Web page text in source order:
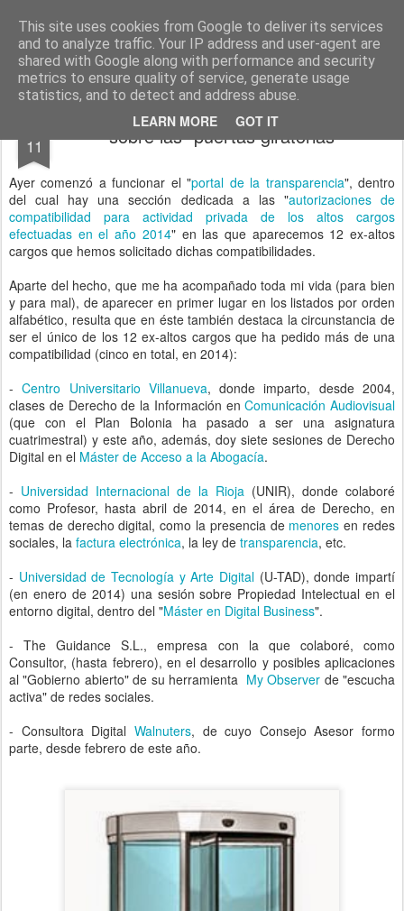
This site uses cookies from Google to deliver its services
and to analyze traffic. Your IP address and user-agent are
shared with Google along with performance and security
metrics to ensure quality of service, generate usage
statistics, and to detect and address abuse.
LEARN MORE GOT IT
menos tecnología y más pedagogía conceptos y reflexiones sobre la sociedad de la información
Pages
11 sobre las "puertas giratorias"
Ayer comenzó a funcionar el "portal de la transparencia", dentro
del cual hay una sección dedicada a las "autorizaciones de
compatibilidad para actividad privada de los altos cargos
efectuadas en el año 2014" en las que aparecemos 12 ex-altos
cargos que hemos solicitado dichas compatibilidades.
Aparte del hecho, que me ha acompañado toda mi vida (para bien
y para mal), de aparecer en primer lugar en los listados por orden
alfabético, resulta que en éste también destaca la circunstancia de
ser el único de los 12 ex-altos cargos que ha pedido más de una
compatibilidad (cinco en total, en 2014):
-Centro Universitario Villanueva, donde imparto, desde 2004,
clases de Derecho de la Información enComunicación Audiovisual
(que con el Plan Bolonia ha pasado a ser una asignatura
cuatrimestral) y este año, además, doy siete sesiones de Derecho
Digital en el Máster de Acceso a la Abogacía.
- Universidad Internacional de la Rioja (UNIR), donde colaboré
como Profesor, hasta abril de 2014, en el área de Derecho, en
temas de derecho digital, como la presencia de menores en redes
sociales, la factura electrónica, la ley de transparencia, etc.
- Universidad de Tecnología y Arte Digital (U-TAD), donde impartí
(en enero de 2014) una sesión sobre Propiedad Intelectual en el
entorno digital, dentro del "Máster en Digital Business".
- The Guidance S.L., empresa con la que colaboré, como
Consultor, (hasta febrero), en el desarrollo y posibles aplicaciones
al "Gobierno abierto" de su herramienta My Observer de "escucha
activa" de redes sociales.
- Consultora Digital Walnuters, de cuyo Consejo Asesor formo
parte, desde febrero de este año.